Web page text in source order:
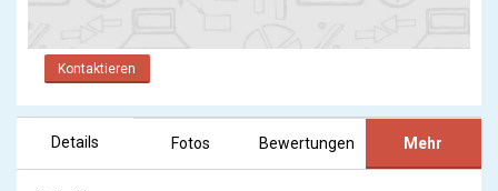
Kontaktieren
Details Fotos Bewertungen Mehr